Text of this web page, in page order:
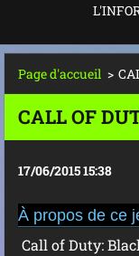
Page d'accueil >
CALL OF
17/06/2015 15:38
À propos de ce
Call of Duty: